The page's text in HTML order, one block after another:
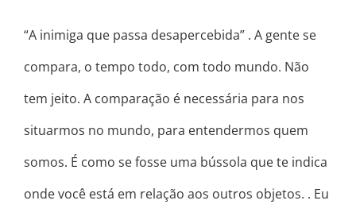
“A inimiga que passa desapercebida” . A gente se
compara, o tempo todo, com todo mundo. Não
tem jeito. A comparação é necessária para nos
situarmos no mundo, para entendermos quem
somos. É como se fosse uma bússola que te indica
onde você está em relação aos outros objetos. . Eu